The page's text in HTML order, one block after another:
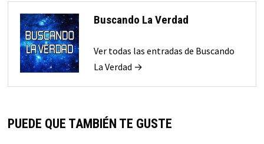
Buscando La Verdad
Ver todas las entradas de Buscando
La Verdad →
PUEDE QUE TAMBIÉN TE GUSTE